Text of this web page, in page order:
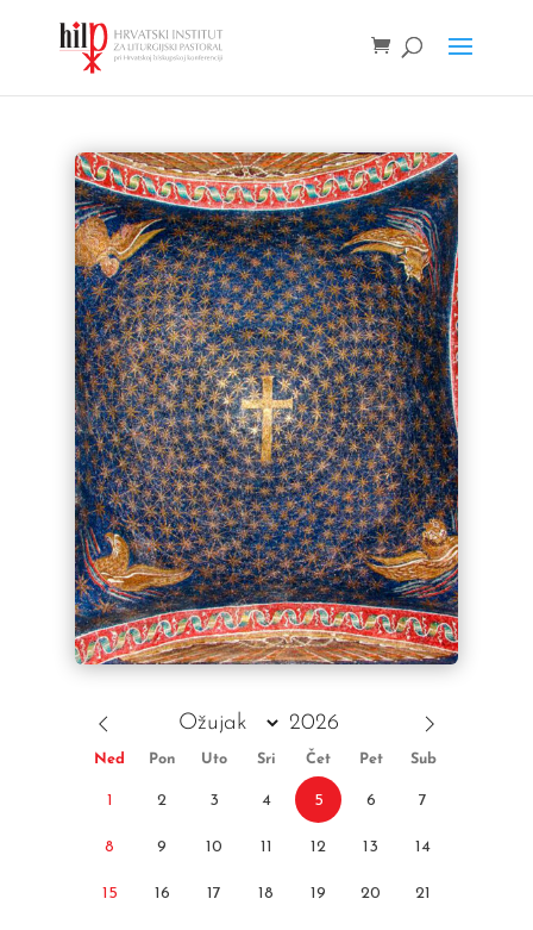
Ned Pon Uto Sri Čet Pet Sub
1 2 3 4 5 6 7
8 9 10 11 12 13 14
15 16 17 18 19 20 21